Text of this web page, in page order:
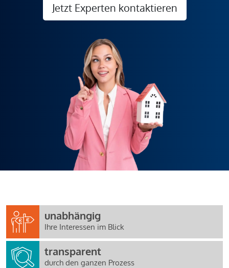
Jetzt Experten kontaktieren
unabhängig
Ihre Interessen im Blick
transparent
durch den ganzen Prozess